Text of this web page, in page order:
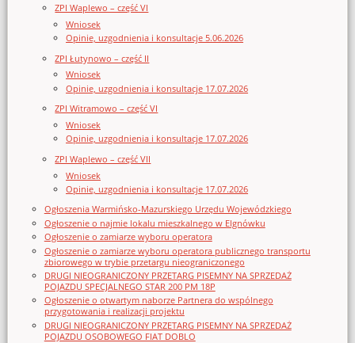
ZPI Waplewo – część VI
Wniosek
Opinie, uzgodnienia i konsultacje 5.06.2026
ZPI Łutynowo – część II
Wniosek
Opinie, uzgodnienia i konsultacje 17.07.2026
ZPI Witramowo – część VI
Wniosek
Opinie, uzgodnienia i konsultacje 17.07.2026
ZPI Waplewo – część VII
Wniosek
Opinie, uzgodnienia i konsultacje 17.07.2026
Ogłoszenia Warmińsko-Mazurskiego Urzędu Wojewódzkiego
Ogłoszenie o najmie lokalu mieszkalnego w Elgnówku
Ogłoszenie o zamiarze wyboru operatora
Ogłoszenie o zamiarze wyboru operatora publicznego transportu
zbiorowego w trybie przetargu nieograniczonego
DRUGI NIEOGRANICZONY PRZETARG PISEMNY NA SPRZEDAŻ
POJAZDU SPECJALNEGO STAR 200 PM 18P
Ogłoszenie o otwartym naborze Partnera do wspólnego
przygotowania i realizacji projektu
DRUGI NIEOGRANICZONY PRZETARG PISEMNY NA SPRZEDAŻ
POJAZDU OSOBOWEGO FIAT DOBLO